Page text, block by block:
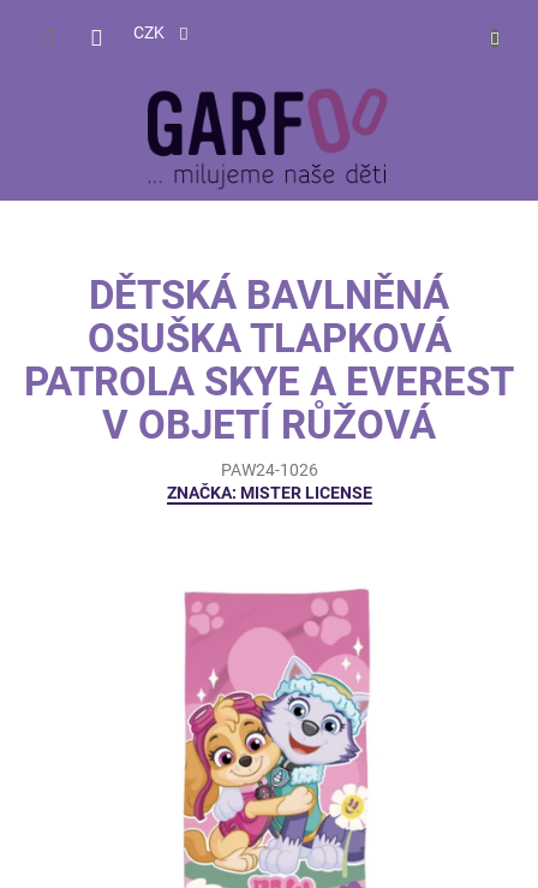
CZK
DĚTSKÁ BAVLNĚNÁ
OSUŠKA TLAPKOVÁ
PATROLA SKYE A EVEREST
V OBJETÍ RŮŽOVÁ
PAW24-1026
ZNAČKA: MISTER LICENSE